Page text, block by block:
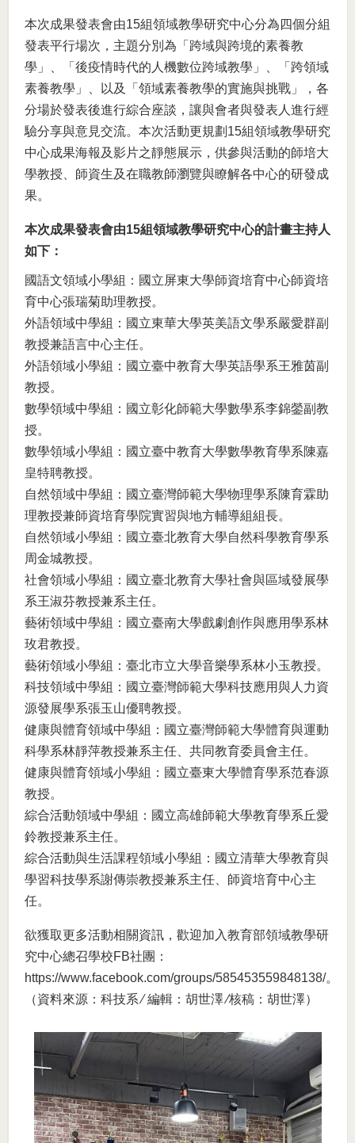
本次成果發表會由15組領域教學研究中心分為四個分組
發表平行場次，主題分別為「跨域與跨境的素養教
學」、「後疫情時代的人機數位跨域教學」、「跨領域
素養教學」、以及「領域素養教學的實施與挑戰」，各
分場於發表後進行綜合座談，讓與會者與發表人進行經
驗分享與意見交流。本次活動更規劃15組領域教學研究
中心成果海報及影片之靜態展示，供參與活動的師培大
學教授、師資生及在職教師瀏覽與瞭解各中心的研發成
果。
本次成果發表會由15組領域教學研究中心的計畫主持人
如下：
國語文領域小學組：國立屏東大學師資培育中心師資培
育中心張瑞菊助理教授。
外語領域中學組：國立東華大學英美語文學系嚴愛群副
教授兼語言中心主任。
外語領域小學組：國立臺中教育大學英語學系王雅茵副
教授。
數學領域中學組：國立彰化師範大學數學系李錦鎣副教
授。
數學領域小學組：國立臺中教育大學數學教育學系陳嘉
皇特聘教授。
自然領域中學組：國立臺灣師範大學物理學系陳育霖助
理教授兼師資培育學院實習與地方輔導組組長。
自然領域小學組：國立臺北教育大學自然科學教育學系
周金城教授。
社會領域小學組：國立臺北教育大學社會與區域發展學
系王淑芬教授兼系主任。
藝術領域中學組：國立臺南大學戲劇創作與應用學系林
玫君教授。
藝術領域小學組：臺北市立大學音樂學系林小玉教授。
科技領域中學組：國立臺灣師範大學科技應用與人力資
源發展學系張玉山優聘教授。
健康與體育領域中學組：國立臺灣師範大學體育與運動
科學系林靜萍教授兼系主任、共同教育委員會主任。
健康與體育領域小學組：國立臺東大學體育學系范春源
教授。
綜合活動領域中學組：國立高雄師範大學教育學系丘愛
鈴教授兼系主任。
綜合活動與生活課程領域小學組：國立清華大學教育與
學習科技學系謝傳崇教授兼系主任、師資培育中心主
任。
欲獲取更多活動相關資訊，歡迎加入教育部領域教學研
究中心總召學校FB社團：
https://www.facebook.com/groups/585453559848138/。
（資料來源：科技系 ∕ 編輯：胡世澤 ∕核稿：胡世澤）